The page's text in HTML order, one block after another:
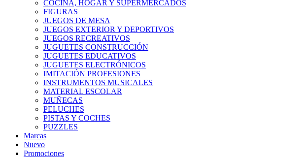
COCINA, HOGAR Y SUPERMERCADOS
FIGURAS
JUEGOS DE MESA
JUEGOS EXTERIOR Y DEPORTIVOS
JUEGOS RECREATIVOS
JUGUETES CONSTRUCCIÓN
JUGUETES EDUCATIVOS
JUGUETES ELECTRÓNICOS
IMITACIÓN PROFESIONES
INSTRUMENTOS MUSICALES
MATERIAL ESCOLAR
MUÑECAS
PELUCHES
PISTAS Y COCHES
PUZZLES
Marcas
Nuevo
Promociones